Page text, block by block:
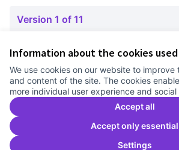
Information about the cookies
We use cookies on our website to improve
and content of the site. The cookies
more individual user experience and social
Accept all
Accept only essential
Settings
Version 1 of 11
Cookie settings
Comunitat Canòdrom at Facebook
(External link)
Comunitat Canòdrom at Instagram
(External link)
Comunitat Canòdrom at YouTube
(External link)
English
Triar la llenguaElegir el idiomaChoose